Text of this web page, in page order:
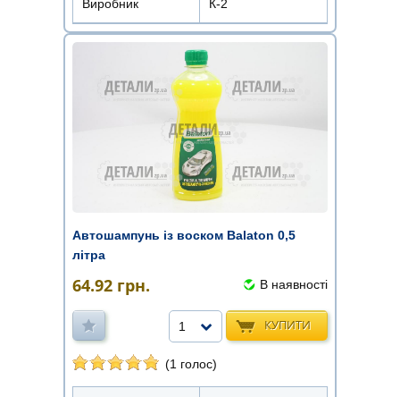
Виробник К-2
Автошампунь із воском Balaton 0,5
літра
64.92 грн. В наявності
КУПИТИ
1
(1 голос)